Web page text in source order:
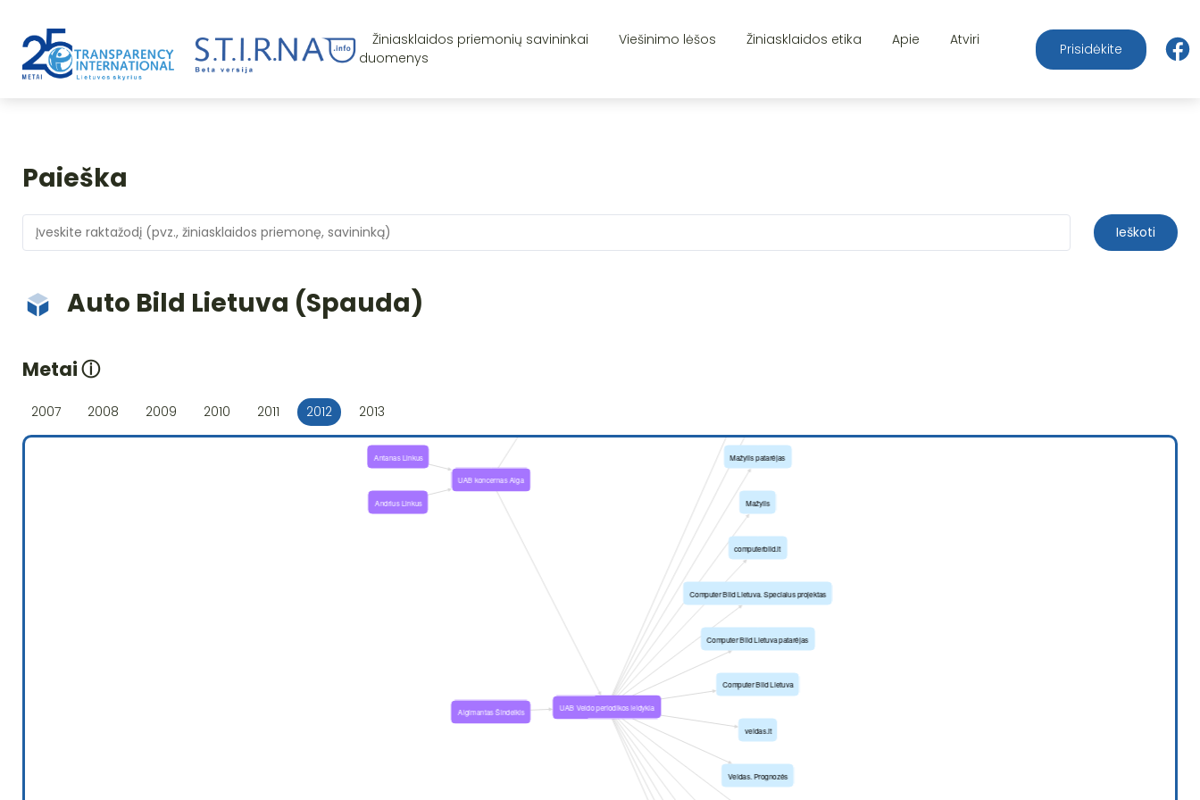
Žiniasklaidos priemonių savininkai Viešinimo lėšos Žiniasklaidos etika Apie
Atviri
duomenys
Prisidėkite
Paieška
Ieškoti
Auto Bild Lietuva (Spauda)
Metaiⓘ
2007 2008 2009 2010 2011 2012 2013